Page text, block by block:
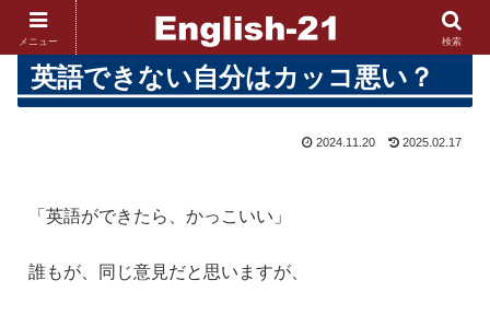
英語できない自分はカッコ悪い？
2024.11.20 2025.02.17
「英語ができたら、かっこいい」
誰もが、同じ意見だと思いますが、
メニュー 検索